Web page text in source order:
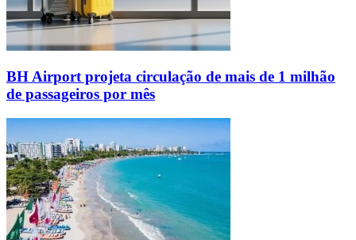
BH Airport projeta circulação de mais de 1 milhão
de passageiros por mês